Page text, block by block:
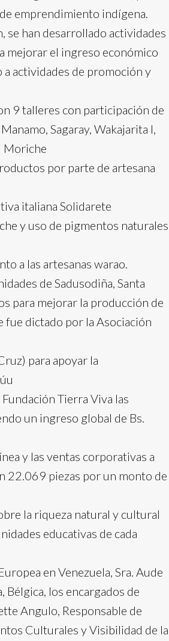
emprendimiento indígena.
se han desarrollado actividades
mejorar el ingreso económico
a actividades de promoción y
9 talleres con participación de
Sagaray, Wakajarita I,
Moriche
por parte de artesana
italiana Solidarete
y uso de pigmentos naturales
a las artesanas warao.
de Sadusodiña, Santa
para mejorar la producción de
fue dictado por la Asociación
para apoyar la
Tierra Viva las
un ingreso global de Bs.
y las ventas corporativas a
22.069 piezas por un monto de
la riqueza natural y cultural
educativas de cada
en Venezuela, Sra. Aude
Bélgica, los encargados de
Angulo, Responsable de
Culturales y Visibilidad de la